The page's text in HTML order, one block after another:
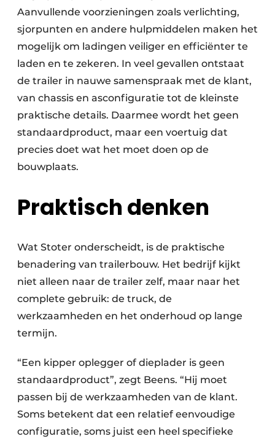
Aanvullende voorzieningen zoals verlichting,
sjorpunten en andere hulpmiddelen maken het
mogelijk om ladingen veiliger en efficiënter te
laden en te zekeren. In veel gevallen ontstaat
de trailer in nauwe samenspraak met de klant,
van chassis en asconfiguratie tot de kleinste
praktische details. Daarmee wordt het geen
standaardproduct, maar een voertuig dat
precies doet wat het moet doen op de
bouwplaats.
Praktisch denken
Wat Stoter onderscheidt, is de praktische
benadering van trailerbouw. Het bedrijf kijkt
niet alleen naar de trailer zelf, maar naar het
complete gebruik: de truck, de
werkzaamheden en het onderhoud op lange
termijn.
“Een kipper oplegger of dieplader is geen
standaardproduct”, zegt Beens. “Hij moet
passen bij de werkzaamheden van de klant.
Soms betekent dat een relatief eenvoudige
configuratie, soms juist een heel specifieke